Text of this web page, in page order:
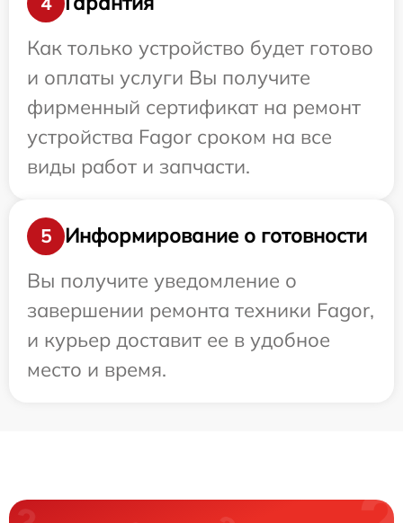
Как только устройство будет готово
и оплаты услуги Вы получите
фирменный сертификат на ремонт
устройства Fagor сроком на все
виды работ и запчасти.
5
Информирование о готовности
Вы получите уведомление о
завершении ремонта техники Fagor,
и курьер доставит ее в удобное
место и время.